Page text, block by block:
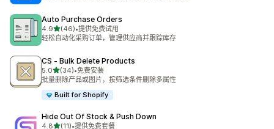
Auto Purchase Orders
4.9星（满分 5 星）
(46)
总共 46 条评论
•提供免费试用
轻松自动化采购订单，管理供应商并跟踪库存
CS ‑ Bulk Delete Products
5.0星（满分 5 星）
(34)
总共 34 条评论
•免费安装
批量删除产品或图片，按筛选条件删除多属性
Built for Shopify
Hide Out Of Stock & Push Down
4.8星（满分 5 星）
(11)•提供免费套餐